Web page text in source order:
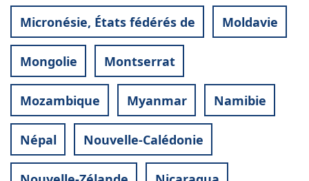
Micronésie, États fédérés de Moldavie
Mongolie Montserrat
Mozambique Myanmar Namibie
Népal Nouvelle-Calédonie